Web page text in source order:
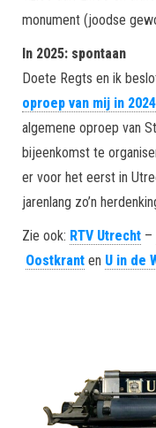
monument (joodse
In 2025: spontaan
Doete Regts en ik
oproep van mij in 2024
algemene oproep van
bijeenkomst te
er voor het eerst in
jarenlang zo’n
Zie ook: RTV Utrecht –
Oostkrant en U in de